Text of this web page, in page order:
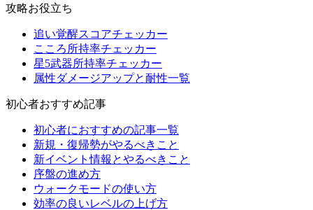
攻略お役立ち
追い覚醒スコアチェッカー
こころ所持率チェッカー
星5武器所持率チェッカー
属性ダメージアップと耐性一覧
初心者おすすめ記事
初心者におすすめの記事一覧
新規・復帰勢がやるべきこと
新イベント情報とやるべきこと
序盤の進め方
ウォークモードの使い方
効率の良いレベルの上げ方